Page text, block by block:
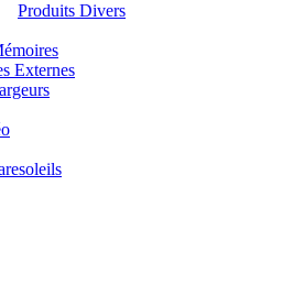
Produits Divers
Externes